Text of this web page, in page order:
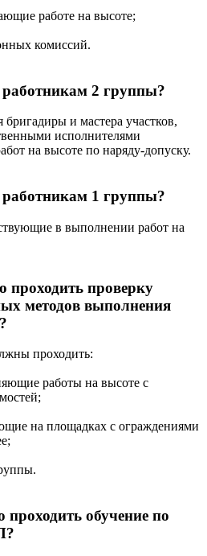
работе на высоте;
комиссий.
работникам 2 группы?
бригадиры и мастера участков,
исполнителями
на высоте по наряду-допуску.
работникам 1 группы?
в выполнении работ на
проходить проверку
методов выполнения
проходить:
работы на высоте с
на площадках с ограждениями
обучение по